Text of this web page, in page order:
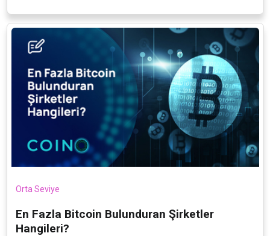
Orta Seviye
En Fazla Bitcoin Bulunduran Şirketler
Hangileri?